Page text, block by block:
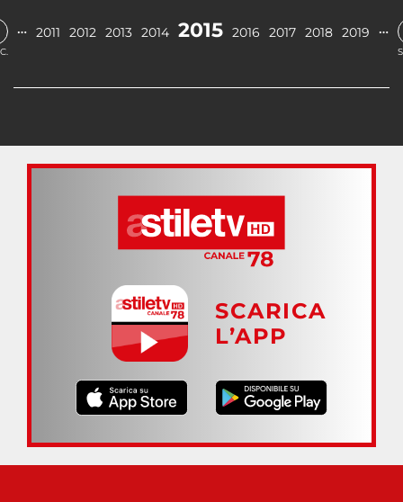
… 2011 2012 2013 2014 2015 2016 2017 2018 2019 …
SCARICA
L’APP